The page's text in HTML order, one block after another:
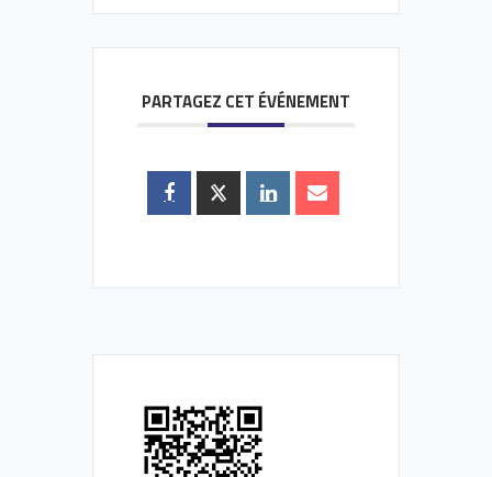
PARTAGEZ CET ÉVÉNEMENT